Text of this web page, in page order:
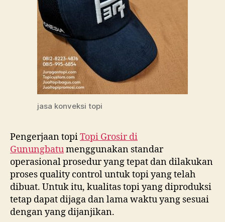
jasa konveksi topi
Pengerjaan topiTopi Grosir di
Gunungbatumenggunakan standar
operasional prosedur yang tepat dan dilakukan
proses quality control untuk topi yang telah
dibuat. Untuk itu, kualitas topi yang diproduksi
tetap dapat dijaga dan lama waktu yang sesuai
dengan yang dijanjikan.